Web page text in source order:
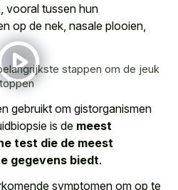
vooral tussen hun
op de nek, nasale plooien,
stappen om de jeuk
gebruikt om gistorganismen
is de meest
test die de meest
gegevens biedt.
symptomen om op te